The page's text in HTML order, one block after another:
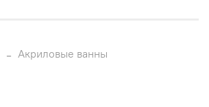
Акриловые ванны